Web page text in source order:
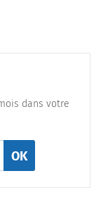
dans votre
OK